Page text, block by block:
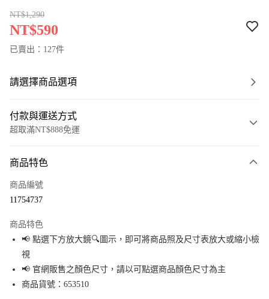
NT$1,290
NT$590
已賣出：127件
請選擇商品選項
付款與運送方式
超取滿NT$888免運
信用卡一次付款
Apple Pay
街口支付
悠遊付
商品特色
商品編號
11754737
商品特色
📢 點選下方放大鏡🔍圖示，即可將商品照及尺寸表放大或縮小檢
視
📢 官網販售之顏色尺寸，請以可點選商品顏色尺寸為主
商品貨號：653510